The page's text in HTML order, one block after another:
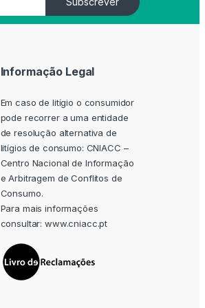
Informação Legal
Em caso de litígio o consumidor
pode recorrer a uma entidade
de resolução alternativa de
litígios de consumo: CNIACC –
Centro Nacional de Informação
e Arbitragem de Conflitos de
Consumo.
Para mais informações
consultar: www.cniacc.pt